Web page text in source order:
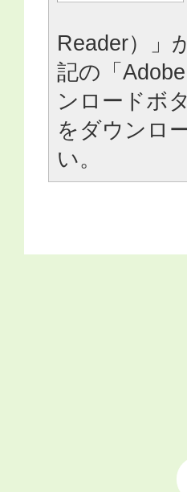
Reader）」
記の「
ンロードボ
をダウンロ
い。